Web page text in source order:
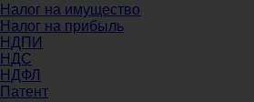
Налог на имущество
Налог на прибыль
НДПИ
НДС
НДФЛ
Патент